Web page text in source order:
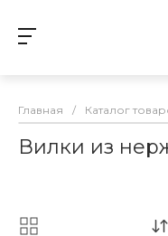
Главная / Каталог
Вилки из